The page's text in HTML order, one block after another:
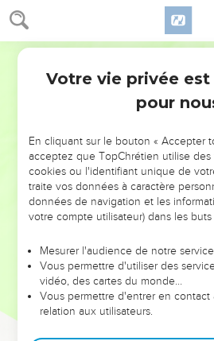
Nombres 19
dessus de l’eau courante dans un
18 Un homme pur prendra de
l’eau ; puis il en fera l’aspersion sur
récipients, sur les personnes qui
touché des ossements, un homme
Celui qui est pur fera l’aspersion
troisième jour et le septième jour, et
septième jour. Il nettoiera ses
l’eau ; et le soir, il sera pur.
Un homme qui sera impur, et qui
sanctuaire de l’Éternel ; comme
pas été répandue sur lui, il est impur.
Ce sera pour eux une prescription
fera l’aspersion de l’eau contre la
Votre vie privée
pour
En cliquant sur le bouton « Accepter
acceptez que TopChrétien utilise des
cookies ou l'identifiant unique de
traite vos données à caractère
données de navigation et les
votre compte utilisateur) dans les buts
Mesurer l'audience de notre service
Vous permettre d'utiliser des
vidéo, des cartes du monde…
Vous permettre d'entrer en
relation aux utilisateurs.